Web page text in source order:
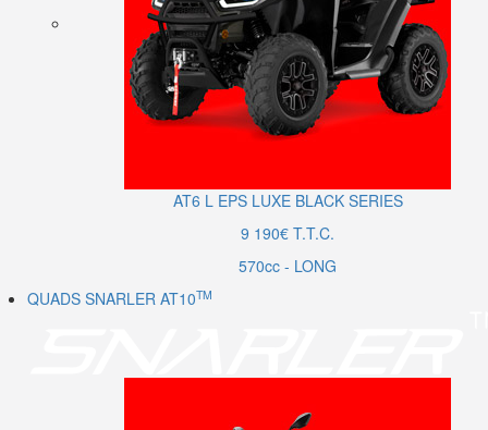
AT6 L EPS LUXE BLACK SERIES
9 190€ T.T.C.
570cc - LONG
QUADS SNARLER AT10TM